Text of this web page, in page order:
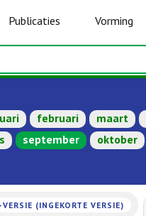
Publicaties Vorming
februari maart
september oktober
(INGEKORTE VERSIE)